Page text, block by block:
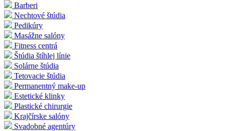
Barberi
Nechtové štúdia
Pedikúry
Masážne salóny
Fitness centrá
Štúdia štíhlej línie
Solárne štúdia
Tetovacie štúdia
Permanentný make-up
Estetické klinky
Plastické chirurgie
Krajčírske salóny
Svadobné agentúry